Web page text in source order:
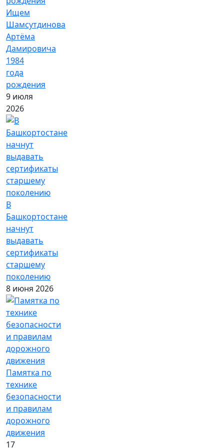
Ищем
Шамсутдинова
Артёма
Дамировича
1984
года
рождения
9 июля
2026
В
Башкортостане
начнут
выдавать
сертификаты
старшему
поколению
8 июня 2026
Памятка по
технике
безопасности
и правилам
дорожного
движения
17